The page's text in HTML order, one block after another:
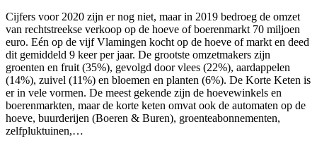
Cijfers voor 2020 zijn er nog niet, maar in 2019 bedroeg de omzet
van rechtstreekse verkoop op de hoeve of boerenmarkt 70 miljoen
euro. Eén op de vijf Vlamingen kocht op de hoeve of markt en deed
dit gemiddeld 9 keer per jaar. De grootste omzetmakers zijn
groenten en fruit (35%), gevolgd door vlees (22%), aardappelen
(14%), zuivel (11%) en bloemen en planten (6%). De Korte Keten is
er in vele vormen. De meest gekende zijn de hoevewinkels en
boerenmarkten, maar de korte keten omvat ook de automaten op de
hoeve, buurderijen (Boeren & Buren), groenteabonnementen,
zelfpluktuinen,…